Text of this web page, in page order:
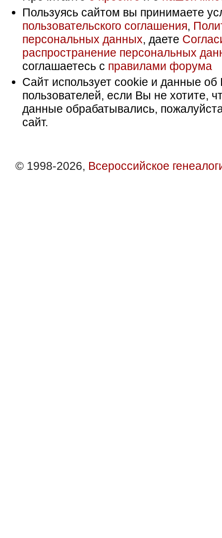
Пользуясь сайтом вы принимаете
пользовательского соглашения,
персональных данных, даете
распространение персональных
соглашаетесь с правилами форума
Сайт использует cookie и данные об
пользователей, если Вы не хотите,
данные обрабатывались,
сайт.
© 1998-2026, Всероссийское